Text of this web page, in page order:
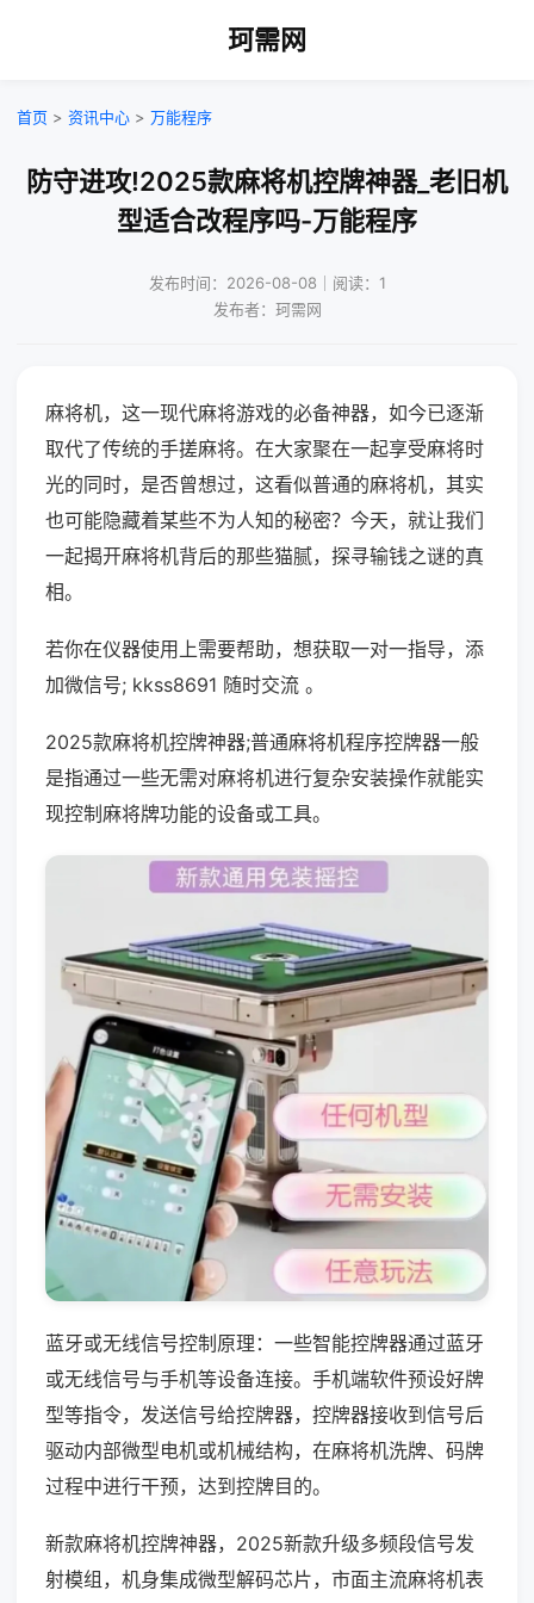
珂需网
首页 > 资讯中心 > 万能程序
防守进攻!2025款麻将机控牌神器_老旧机
型适合改程序吗-万能程序
发布时间：2026-08-08｜阅读：1
发布者：珂需网
麻将机，这一现代麻将游戏的必备神器，如今已逐渐
取代了传统的手搓麻将。在大家聚在一起享受麻将时
光的同时，是否曾想过，这看似普通的麻将机，其实
也可能隐藏着某些不为人知的秘密？今天，就让我们
一起揭开麻将机背后的那些猫腻，探寻输钱之谜的真
相。
若你在仪器使用上需要帮助，想获取一对一指导，添
加微信号; kkss8691 随时交流 。
2025款麻将机控牌神器;普通麻将机程序控牌器一般
是指通过一些无需对麻将机进行复杂安装操作就能实
现控制麻将牌功能的设备或工具。
蓝牙或无线信号控制原理：一些智能控牌器通过蓝牙
或无线信号与手机等设备连接。手机端软件预设好牌
型等指令，发送信号给控牌器，控牌器接收到信号后
驱动内部微型电机或机械结构，在麻将机洗牌、码牌
过程中进行干预，达到控牌目的。
新款麻将机控牌神器，2025新款升级多频段信号发
射模组，机身集成微型解码芯片，市面主流麻将机表